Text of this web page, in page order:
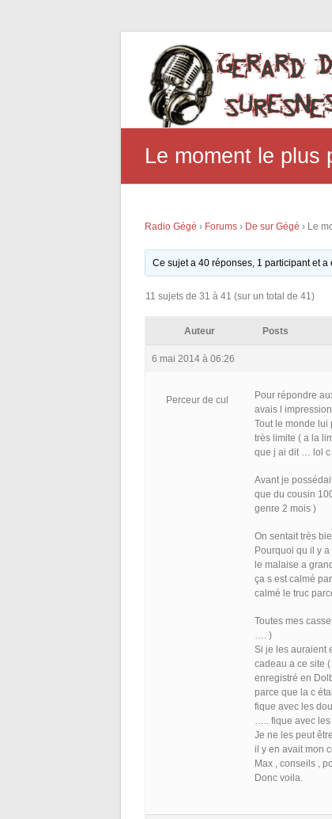
Le moment le plus
Radio Gégé › Forums › De sur Gégé › Le
Ce sujet a 40 réponses, 1 participant et
11 sujets de 31 à 41 (sur un total de 41)
Auteur Posts
6 mai 2014 à 06:26
Perceur de cul
Pour répondre
avais l
Tout le monde lui
très limite ( a la
que j ai dit … lol c
Avant je
que du cousin
genre 2 mois )
On sentait très
Pourquoi qu il y
le malaise a
ça s est calmé
calmé le truc
Toutes mes
…. )
Si je les auraient
cadeau a ce site
enregistré en
parce que la c
fique avec les
….. fique avec
Je ne les peut
il y en avait mon
Max , conseils ,
Donc voila.